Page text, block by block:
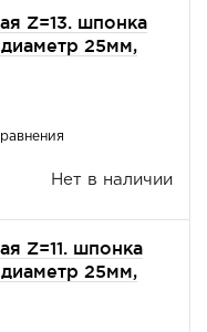
Z=13. шпонка
25мм,
Нет в наличии
Z=11. шпонка
25мм,